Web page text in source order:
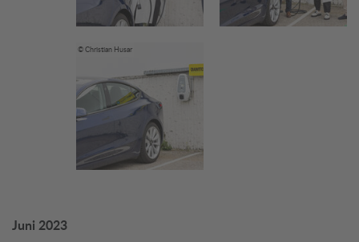
© Christian Husar
Juni 2023